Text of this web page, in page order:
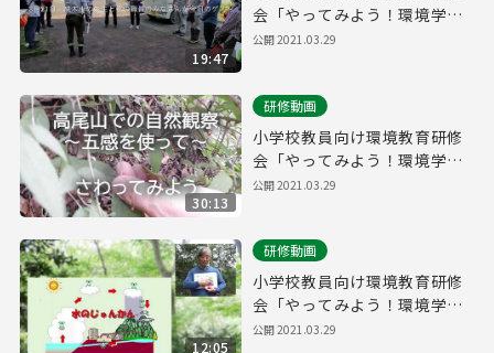
19:47
会「やってみよう！環境学習
プログラム」青梅の山林で自
公開2021.03.29
30:13
研修動画
小学校教員向け環境教育研修
会「やってみよう！環境学習
プログラム」高尾山で自然を
公開2021.03.29
12:05
研修動画
小学校教員向け環境教育研修
会「やってみよう！環境学習
プログラム」講義「森は命の
公開2021.03.29